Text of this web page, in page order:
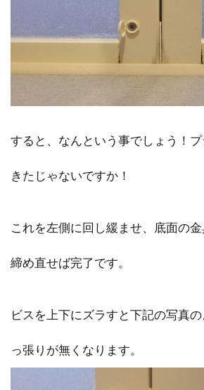
すると、なんという事でしょう！
きたじゃないですか！
これを左側に回し緩ませ、底面の
締め直せば完了です。
ビスを上下にズラすと下記の写真
っ張りが無くなります。